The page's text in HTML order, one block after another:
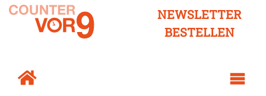
NEWSLETTER
BESTELLEN